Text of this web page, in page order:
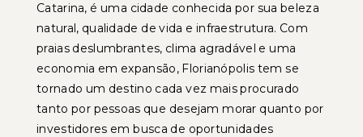
Catarina, é uma cidade conhecida por sua beleza
natural, qualidade de vida e infraestrutura. Com
praias deslumbrantes, clima agradável e uma
economia em expansão, Florianópolis tem se
tornado um destino cada vez mais procurado
tanto por pessoas que desejam morar quanto por
investidores em busca de oportunidades